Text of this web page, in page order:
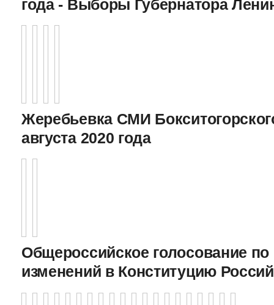
года - Выборы Губернатора
Жеребьевка СМИ
августа 2020 года
Общероссийское голосование
изменений в Конституцию